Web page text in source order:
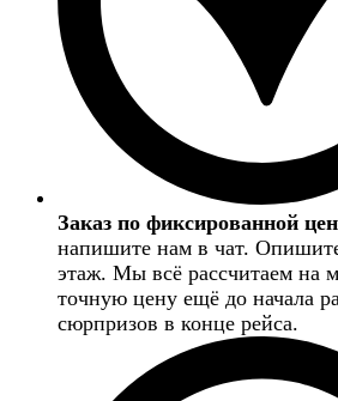
Заказ по фиксированной
напишите нам в чат.
этаж. Мы всё рассчитаем на
точную цену ещё до начала
сюрпризов в конце рейса.